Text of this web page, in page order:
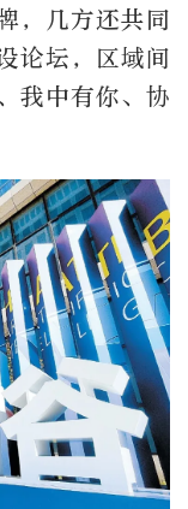
，几方还共同
论坛，区域间
我中有你、协